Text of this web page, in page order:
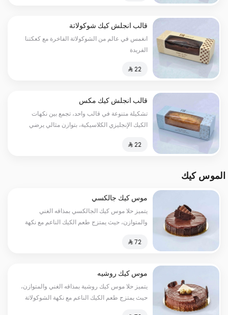
قالب انجلش كيك شوكولاتة
انغمس في عالم من الشوكولاتة الفاخرة مع كعكتنا
الفريدة
⁨⁦‪‬ 22⁩
قالب انجلش كيك مكس
تشكيلة متنوعة في قالب واحد، تجمع بين نكهات
الكيك الإنجليزي الكلاسيكية، بتوازن مثالي يرضي
⁨⁦‪‬ 22⁩
الموس كيك
موس كيك جالكسي
يتميز حلا موس كيك الجالكسي بمذاقه الغني
والمتوازن، حيث يمتزج طعم الكيك الناعم مع نكهة
الحلا المثالي لتناوله بعد الوجبات أو لتقديمه في
⁨⁦‪‬ 72⁩
موس كيك روشيه
يتميز حلا موس كيك روشية بمذاقه الغني والمتوازن،
حيث يمتزج طعم الكيك الناعم مع نكهة الشوكولاتة